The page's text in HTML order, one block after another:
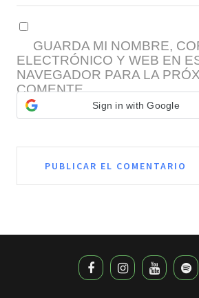
GUARDA MI NOMBRE,
ELECTRÓNICO Y WEB EN
NAVEGADOR PARA LA
COMENTE.
Sign in with Google